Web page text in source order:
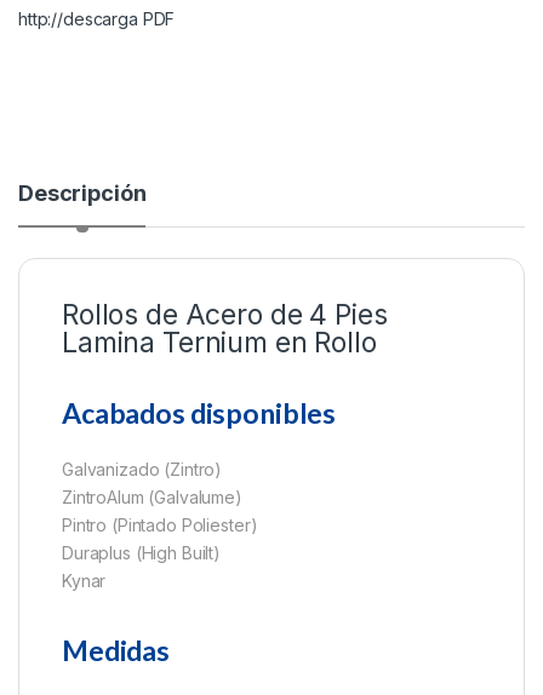
http://descarga PDF
Descripción
Rollos de Acero de 4 Pies
Lamina Ternium en Rollo
Acabados disponibles
Galvanizado (Zintro)
ZintroAlum (Galvalume)
Pintro (Pintado Poliester)
Duraplus (High Built)
Kynar
Medidas